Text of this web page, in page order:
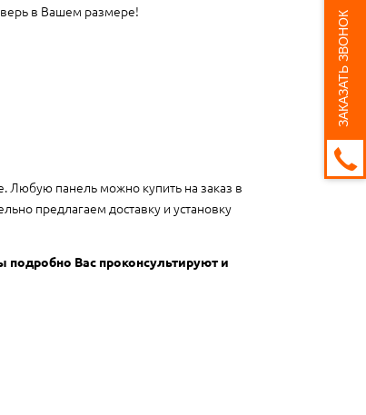
в Вашем размере!
Любую панель можно купить на заказ в
предлагаем доставку и установку
Вас проконсультируют и
ЗАКАЗАТЬ ЗВОНОК